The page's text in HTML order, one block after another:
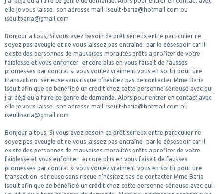
elle je vous laisse son adresse mail: iseult-baria@hotmail.com ou
iseultbaria@gmail.com
Bonjour a tous, Si vous avez besoin de prêt sérieux entre particulier ne
soyez pas aveugle et ne vous laissez pas entraîné par le désespoir car il
existe des personnes de mauvaises moralités prêts a profiter de votre
faiblesse et vous enfoncer encore plus en vous faisait de fausses
promesses par contrat si vous voulez vraiment vous en sortir pour une
transaction sérieuse sans risque n’hésitez pas de contacter Mme Baria
Iseult afin que de bénéficié un crédit chez cette personne sérieuse avec qui
j'ai déjà eu a faire ce genre de demande. Alors pour entrer en contact avec
elle je vous laisse son adresse mail: iseult-baria@hotmail.com ou
iseultbaria@gmail.com
Bonjour a tous, Si vous avez besoin de prêt sérieux entre particulier ne
soyez pas aveugle et ne vous laissez pas entraîné par le désespoir car il
existe des personnes de mauvaises moralités prêts a profiter de votre
faiblesse et vous enfoncer encore plus en vous faisait de fausses
promesses par contrat si vous voulez vraiment vous en sortir pour une
transaction sérieuse sans risque n’hésitez pas de contacter Mme Baria
Iseult afin que de bénéficié un crédit chez cette personne sérieuse avec qui